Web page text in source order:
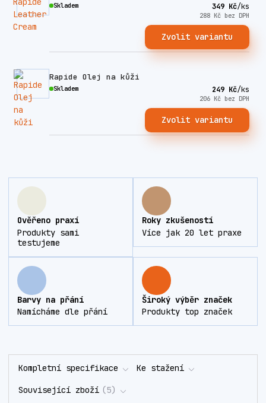
349 Kč/ks
288 Kč bez DPH
Skladem
Zvolit variantu
Rapide Olej na kůži
249 Kč/ks
206 Kč bez DPH
Skladem
Zvolit variantu
Ověřeno praxí
Produkty sami
testujeme
Roky zkušeností
Více jak 20 let praxe
Barvy na přání
Namícháme dle přání
Široký výběr značek
Produkty top značek
Kompletní specifikace Ke stažení
Související zboží 5